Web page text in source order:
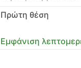
Πρώτη θέση
Εμφάνιση